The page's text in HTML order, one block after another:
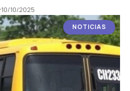
10/10/2025
NOTICIAS